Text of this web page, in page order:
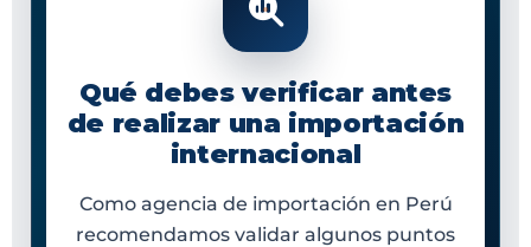
Qué debes verificar antes
de realizar una importación
internacional
Como agencia de importación en Perú
recomendamos validar algunos puntos